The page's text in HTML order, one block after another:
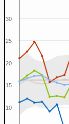
10
15
20
25
30